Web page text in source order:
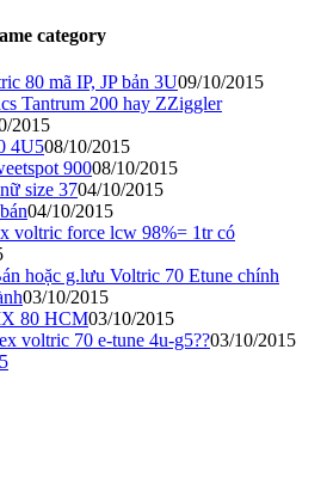
category
80 mã IP, JP bản 3U09/10/2015
Tantrum 200 hay ZZiggler
2015
4U508/10/2015
90008/10/2015
size 3704/10/2015
04/10/2015
voltric force lcw 98%= 1tr có
hoặc g.lưu Voltric 70 Etune chính
03/10/2015
80 HCM03/10/2015
voltric 70 e-tune 4u-g5??03/10/2015